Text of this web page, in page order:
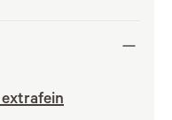
extrafein